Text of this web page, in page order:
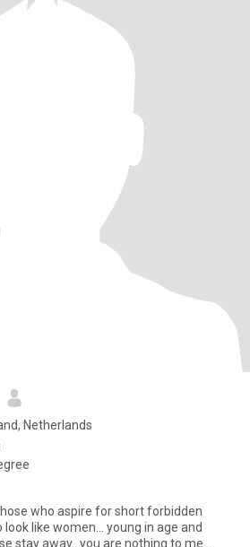
Netherlands
who aspire for short forbidden
like women... young in age and
stay away.. you are nothing to me...